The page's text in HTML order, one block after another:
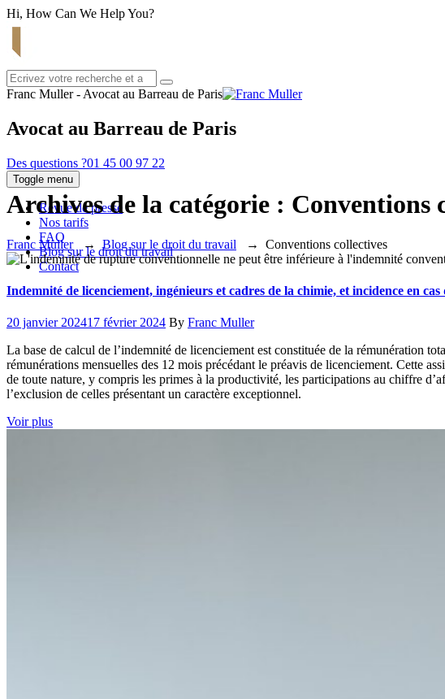
Hi, How Can We Help You?
Franc Muller - Avocat au Barreau de Paris
Avocat au Barreau de Paris
Des questions ?01 45 00 97 22
Toggle menu
Revue de presse
Nos tarifs
FAQ
Blog sur le droit du travail
Contact
Archives de la catégorie : Conventions
Franc Muller →Blog sur le droit du travail → Conventions collectives
Indemnité de licenciement, ingénieurs et cadres de la chimie, et incidence en
Posted
20 janvier 202417 février 2024 Author
By Franc Muller
La base de calcul de l’indemnité de licenciement est constituée de la rémunération
rémunérations mensuelles des 12 mois précédant le préavis de licenciement. Cette
de toute nature, y compris les primes à la productivité, les participations au chiffre
l’exclusion de celles présentant un caractère exceptionnel.
Voir plus